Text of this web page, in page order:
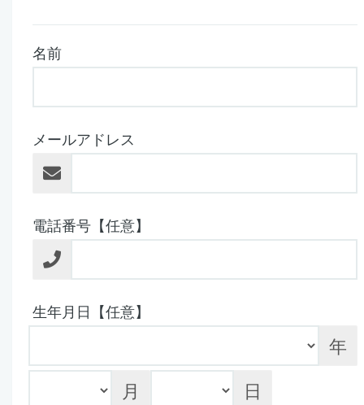
名前
メールアドレス
電話番号【任意】
生年月日【任意】
年
月
日